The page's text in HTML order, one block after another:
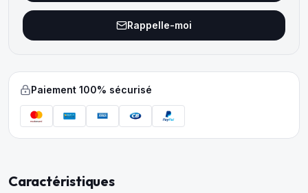
Rappelle-moi
Paiement 100% sécurisé
Caractéristiques